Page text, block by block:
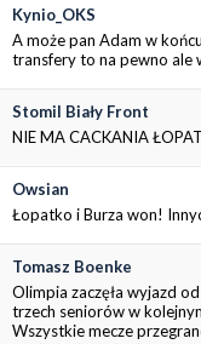
Kynio_OKS
A może pan Adam w
transfery to na pewno ale
Stomil Biały Front
NIE MA CACKANIA
Owsian
Łopatko i Burza won!
Tomasz Boenke
Olimpia zaczęła wyjazd
trzech seniorów w
Wszystkie mecze